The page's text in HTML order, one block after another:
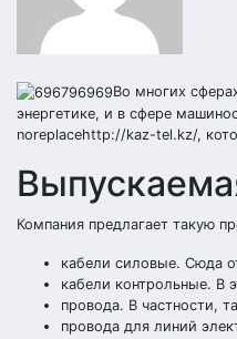
Во многих
энергетике, и в сфере
noreplacehttp://kaz-tel.kz/,
Компания предлагает такую
кабели силовые. Сюда
кабели контрольные. В
провода. В частности,
провода для линий